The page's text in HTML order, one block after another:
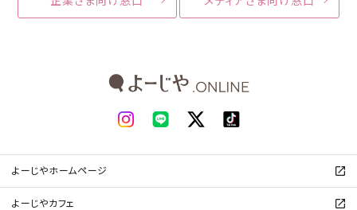
よーじやホームページ
よーじやカフェ